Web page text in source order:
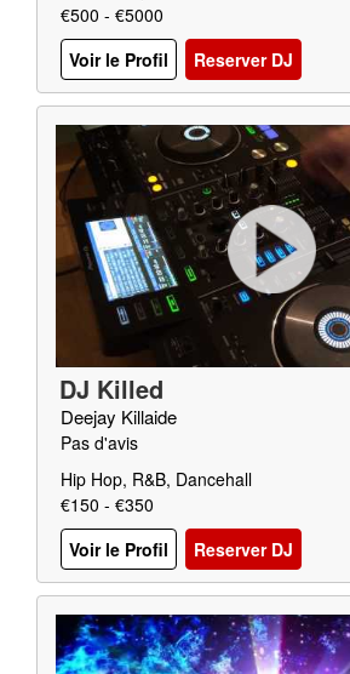
€500 - €5000
Voir le Profil
Reserver DJ
DJ Killed
Deejay Killaide
Pas d'avis
Hip Hop, R&B, Dancehall
€150 - €350
Voir le Profil
Reserver DJ